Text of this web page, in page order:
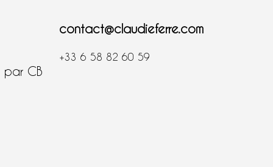
par CB
contact@claudieferre.com
+33 6 58 82 60 59